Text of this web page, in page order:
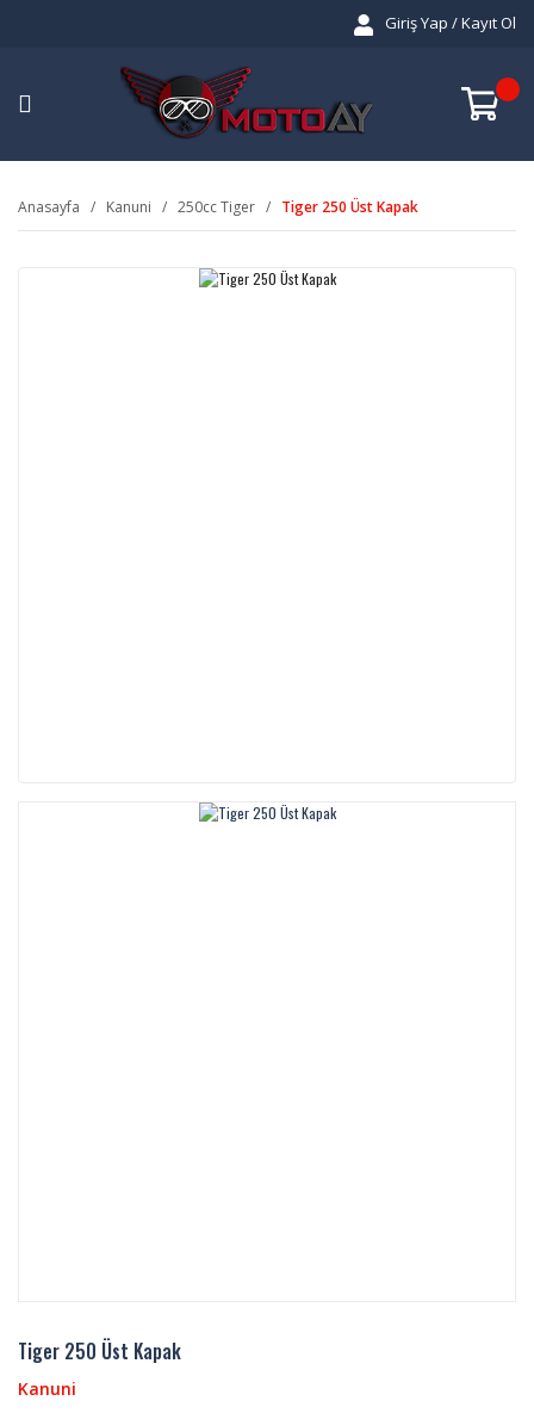
Giriş Yap / Kayıt Ol
Anasayfa Kanuni 250cc Tiger Tiger 250 Üst Kapak
Tiger 250 Üst Kapak
Kanuni